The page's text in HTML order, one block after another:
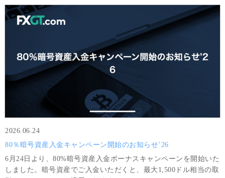
2026.06.24
80％暗号資産入金キャンペーン開始のお知らせ’26
6月24日より、80%暗号資産入金ボーナスキャンペーンを開始いた
しました。暗号資産でご入金いただくと、最大1,500ドル相当の取